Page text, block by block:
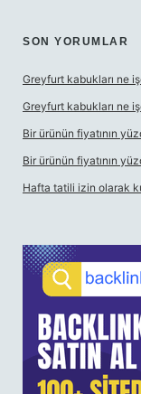
SON YORUMLAR
Greyfurt kabukları ne
Greyfurt kabukları ne
Bir ürünün fiyatının
Bir ürünün fiyatının
Hafta tatili izin olarak